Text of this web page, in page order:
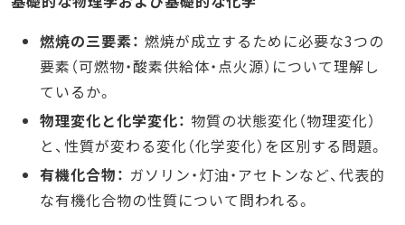
燃焼の三要素： 燃焼が成立するために必要な3つの
要素（可燃物・酸素供給体・点火源）について理解し
ているか。
物理変化と化学変化： 物質の状態変化（物理変化）
と、性質が変わる変化（化学変化）を区別する問題。
有機化合物： ガソリン・灯油・アセトンなど、代表的
な有機化合物の性質について問われる。